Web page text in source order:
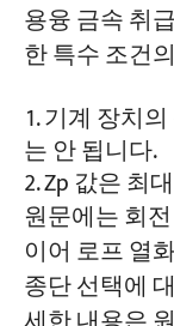
용융 금속 취
한 특수 조건
기계 장치
는 안 됩니다.
Zp 값은 최
원문에는 회
이어 로프 열
종단 선택에